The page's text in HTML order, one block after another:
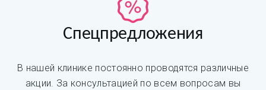
Спецпредложения
В нашей клинике постоянно проводятся различные
акции. За консультацией по всем вопросам вы